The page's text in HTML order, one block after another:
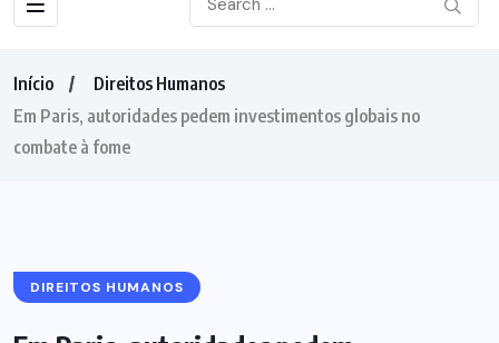
Início
Direitos Humanos
Em Paris, autoridades pedem investimentos globais no
combate à fome
DIREITOS HUMANOS